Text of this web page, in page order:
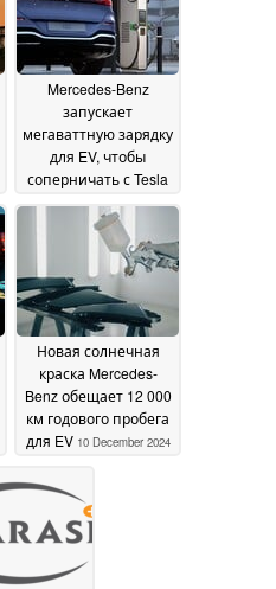
Mercedes-Benz
запускает
мегаваттную зарядку
для EV, чтобы
соперничать с Tesla
и BYD10 September 2025
Новая солнечная
краска Mercedes-
Benz обещает 12 000
км годового пробега
для EV 10 December 2024